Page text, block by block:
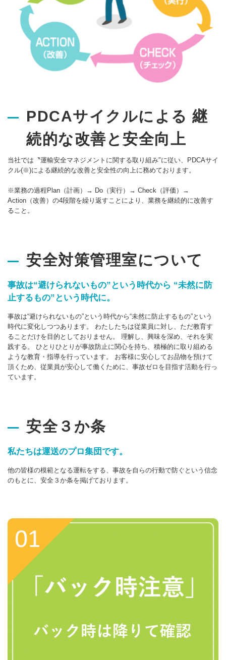
PDCAサイクルによる 継
続的な改善と安全向上
当社では〝運輸安全マネジメントに関する取り組み″に従い、PDCAサイ
クル(※)による継続的な改善と安全性の向上に務めております。
※業務の過程Plan（計画）→ Do（実行）→ Check（評価）→
Action（改善）の4段階を繰り返すことにより、業務を継続的に改善す
ること。
安全対策管理室について
事故は“避けられないもの”という時代から “未然に防
止するもの”という時代に。
事故は“避けられないもの”という時代から“未然に防止するもの”という
時代に変化しつつあります。 わたしたちは従業員に対し、ただ教育す
ることだけを目的としておりません。 理解し、興味を深め、それを実
践する。 ひとりひとりが事故防止に関心を持ち、積極的に取り組める
ような教育・指導を行っています。 お客様に安心してお品物を預けて
頂くため、従業員が安心して働くために、事故ゼロを目指す活動を行っ
ています。
安全３か条
私たちは運送のプロ集団です。
他の皆様の模範となる運転をする、事故を自らの行動で防ぐという信念
のもとに、安全３か条を掲げております。